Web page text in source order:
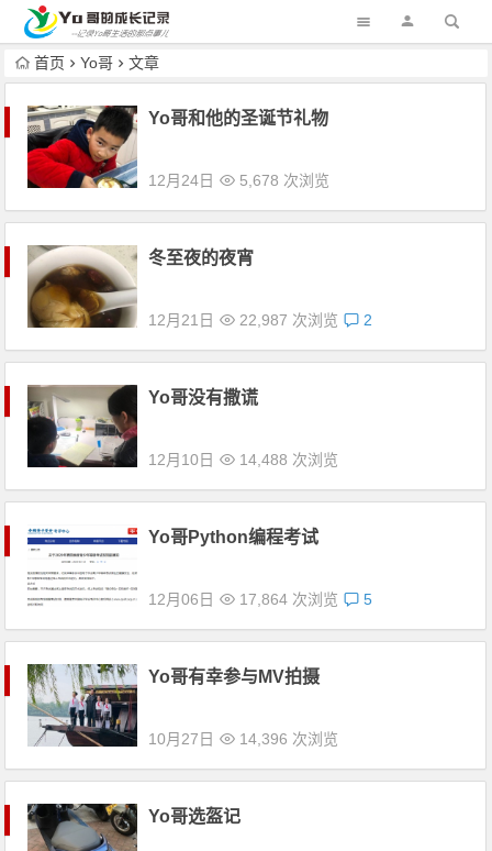
首页 Yo哥 文章
Yo哥和他的圣诞节礼物
12月24日 5,678 次浏览
冬至夜的夜宵
12月21日 22,987 次浏览 2
Yo哥没有撒谎
12月10日 14,488 次浏览
Yo哥Python编程考试
12月06日 17,864 次浏览 5
Yo哥有幸参与MV拍摄
10月27日 14,396 次浏览
Yo哥选盔记